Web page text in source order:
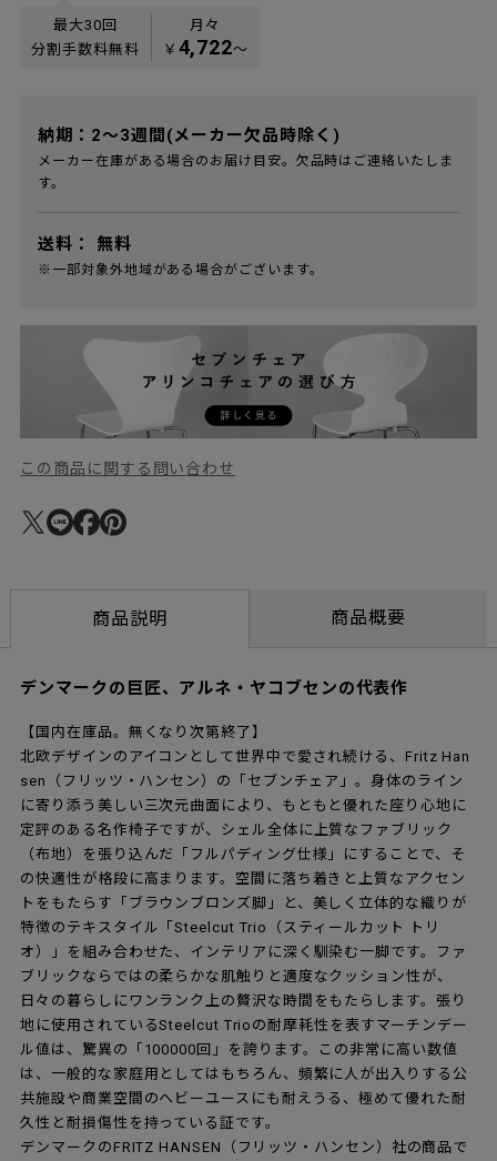
最大30回
分割手数料無料
月々
￥ 4,722〜
納期：2～3週間(メーカー欠品時除く)
メーカー在庫がある場合のお届け目安。欠品時はご連絡いたしま
す。
送料： 無料
※一部対象外地域がある場合がございます。
この商品に関する問い合わせ
商品説明 商品概要
デンマークの巨匠、アルネ・ヤコブセンの代表作
【国内在庫品。無くなり次第終了】
北欧デザインのアイコンとして世界中で愛され続ける、Fritz Han
sen（フリッツ・ハンセン）の「セブンチェア」。身体のライン
に寄り添う美しい三次元曲面により、もともと優れた座り心地に
定評のある名作椅子ですが、シェル全体に上質なファブリック
（布地）を張り込んだ「フルパディング仕様」にすることで、そ
の快適性が格段に高まります。空間に落ち着きと上質なアクセン
トをもたらす「ブラウンブロンズ脚」と、美しく立体的な織りが
特徴のテキスタイル「Steelcut Trio（スティールカット トリ
オ）」を組み合わせた、インテリアに深く馴染む一脚です。ファ
ブリックならではの柔らかな肌触りと適度なクッション性が、
日々の暮らしにワンランク上の贅沢な時間をもたらします。張り
地に使用されているSteelcut Trioの耐摩耗性を表すマーチンデー
ル値は、驚異の「100000回」を誇ります。この非常に高い数値
は、一般的な家庭用としてはもちろん、頻繁に人が出入りする公
共施設や商業空間のヘビーユースにも耐えうる、極めて優れた耐
久性と耐損傷性を持っている証です。
デンマークのFRITZ HANSEN（フリッツ・ハンセン）社の商品で